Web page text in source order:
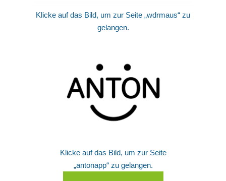
Klicke auf das Bild, um zur Seite „wdrmaus“ zu
gelangen.
Klicke auf das Bild, um zur Seite
„antonapp“ zu gelangen.